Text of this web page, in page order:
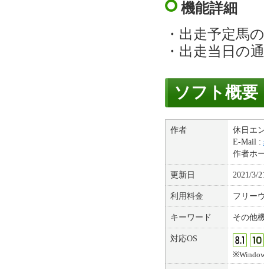
機能詳細
・出走予定馬
・出走当日の
ソフト概要
作者
休日エ
E-Mail :
作者ホ
更新日 2021/3/
利用料金 フリー
キーワード その他
対応OS